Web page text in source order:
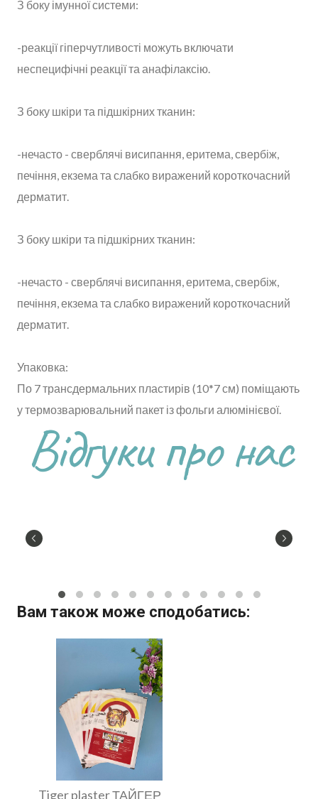
З боку імунної системи:
-реакції гіперчутливості можуть включати
неспецифічні реакції та анафілаксію.
З боку шкіри та підшкірних тканин:
-нечасто - сверблячі висипання, еритема, свербіж,
печіння, екзема та слабко виражений короткочасний
дерматит.
З боку шкіри та підшкірних тканин:
-нечасто - сверблячі висипання, еритема, свербіж,
печіння, екзема та слабко виражений короткочасний
дерматит.
Упаковка:
По 7 трансдермальних пластирів (10*7 см) поміщають
у термозварювальний пакет із фольги алюмінієвої.
Відгуки про нас
Вам також може сподобатись:
Tiger plaster ТАЙГЕР